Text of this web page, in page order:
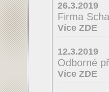
26.3.2019
Firma
Více ZDE
12.3.2019
Odborné
Více ZDE